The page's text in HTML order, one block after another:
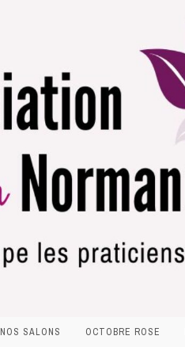
NOS SALONS OCTOBRE ROSE